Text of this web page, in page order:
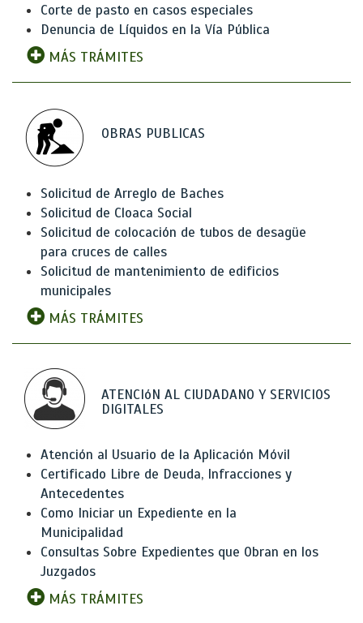
Corte de pasto en casos especiales
Denuncia de Líquidos en la Vía Pública
MÁS TRÁMITES
OBRAS PUBLICAS
Solicitud de Arreglo de Baches
Solicitud de Cloaca Social
Solicitud de colocación de tubos de desagüe
para cruces de calles
Solicitud de mantenimiento de edificios
municipales
MÁS TRÁMITES
ATENCIóN AL CIUDADANO Y SERVICIOS
DIGITALES
Atención al Usuario de la Aplicación Móvil
Certificado Libre de Deuda, Infracciones y
Antecedentes
Como Iniciar un Expediente en la
Municipalidad
Consultas Sobre Expedientes que Obran en los
Juzgados
MÁS TRÁMITES